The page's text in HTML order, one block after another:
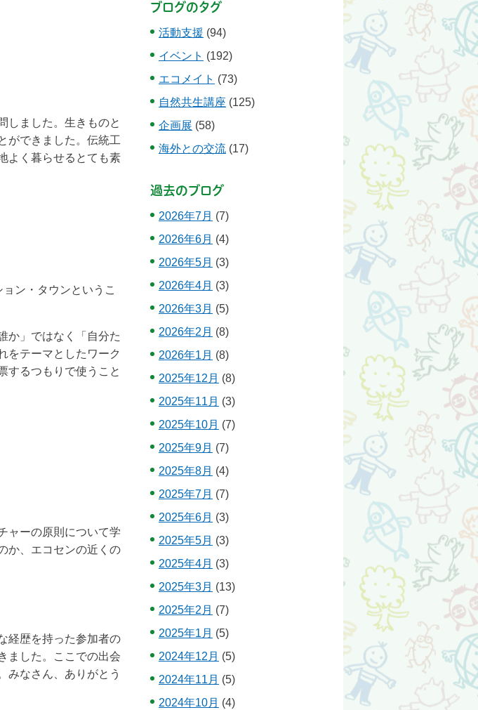
しました。生きものと
ができました。伝統工
よく暮らせるとても素
ン・タウンというこ
か」ではなく「自分た
をテーマとしたワーク
するつもりで使うこと
ャーの原則について学
か、エコセンの近くの
経歴を持った参加者の
ました。ここでの出会
みなさん、ありがとう
ブログのタグ
活動支援 (94)
イベント (192)
エコメイト (73)
自然共生講座 (125)
企画展 (58)
海外との交流(17)
過去のブログ
2026年7月 (7)
2026年6月 (4)
2026年5月 (3)
2026年4月 (3)
2026年3月 (5)
2026年2月 (8)
2026年1月 (8)
2025年12月 (8)
2025年11月 (3)
2025年10月 (7)
2025年9月 (7)
2025年8月 (4)
2025年7月 (7)
2025年6月 (3)
2025年5月 (3)
2025年4月 (3)
2025年3月 (13)
2025年2月 (7)
2025年1月 (5)
2024年12月 (5)
2024年11月 (5)
2024年10月 (4)